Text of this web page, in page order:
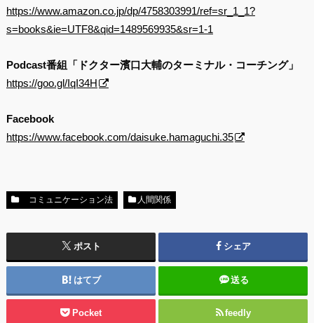
https://www.amazon.co.jp/dp/4758303991/ref=sr_1_1?
s=books&ie=UTF8&qid=1489569935&sr=1-1
Podcast番組「ドクター濱口大輔のターミナル・コーチング」
https://goo.gl/IqI34H
Facebook
https://www.facebook.com/daisuke.hamaguchi.35
コミュニケーション法 人間関係
ポスト シェア
はてブ 送る
Pocket feedly